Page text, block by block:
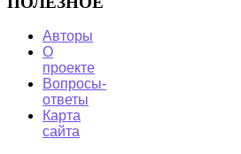
Авторы
О
проекте
Вопросы-
ответы
Карта
сайта